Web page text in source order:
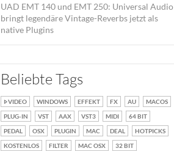
UAD EMT 140 und EMT 250: Universal Audio
bringt legendäre Vintage-Reverbs jetzt als
native Plugins
Beliebte Tags
VIDEO WINDOWS EFFEKT FX AU
MACOS
PLUG-IN
VST AAX VST3 MIDI
64 BIT
PEDAL
OSX PLUGIN MAC DEAL
HOTPICKS
KOSTENLOS
FILTER MAC OSX 32 BIT